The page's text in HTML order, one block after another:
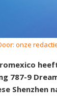
onze
787-9
Shenzhen